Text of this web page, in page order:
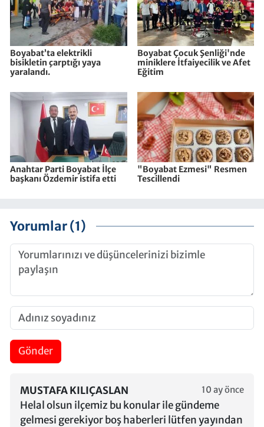
Boyabat’ta elektrikli
bisikletin çarptığı yaya
yaralandı.
Boyabat Çocuk Şenliği'nde
miniklere İtfaiyecilik ve Afet
Eğitim
Anahtar Parti Boyabat İlçe
başkanı Özdemir istifa etti
"Boyabat Ezmesi" Resmen
Tescillendi
Yorumlar (1)
Gönder
MUSTAFA KILIÇASLAN 10 ay önce
Helal olsun ilçemiz bu konular ile gündeme
gelmesi gerekiyor boş haberleri lütfen yayından